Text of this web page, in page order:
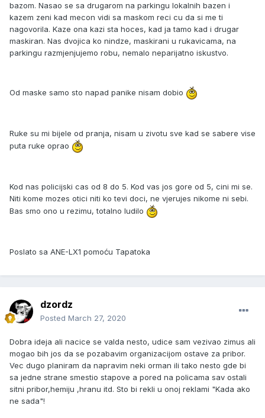
bazom. Nasao se sa drugarom na parkingu lokalnih bazen i
kazem zeni kad mecon vidi sa maskom reci cu da si me ti
nagovorila. Kaze ona kazi sta hoces, kad ja tamo kad i drugar
maskiran. Nas dvojica ko nindze, maskirani u rukavicama, na
parkingu razmjenjujemo robu, nemalo neparijatno iskustvo.
Od maske samo sto napad panike nisam dobio
Ruke su mi bijele od pranja, nisam u zivotu sve kad se sabere vise
puta ruke oprao
Kod nas policijski cas od 8 do 5. Kod vas jos gore od 5, cini mi se.
Niti kome mozes otici niti ko tevi doci, ne vjerujes nikome ni sebi.
Bas smo ono u rezimu, totalno ludilo
Poslato sa ANE-LX1 pomoću Tapatoka
dzordz
Posted March 27, 2020
Dobra ideja ali nacice se valda nesto, udice sam vezivao zimus ali
mogao bih jos da se pozabavim organizacijom ostave za pribor.
Vec dugo planiram da napravim neki orman ili tako nesto gde bi
sa jedne strane smestio stapove a pored na policama sav ostali
sitni pribor,hemiju ,hranu itd. Sto bi rekli u onoj reklami "Kada ako
ne sada"!